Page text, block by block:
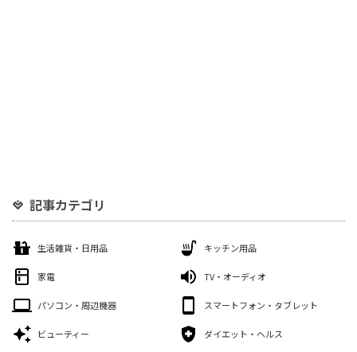
記事カテゴリ
生活雑貨・日用品 キッチン用品
家電 TV・オーディオ
パソコン・周辺機器 スマートフォン・タブレット
ビューティー ダイエット・ヘルス